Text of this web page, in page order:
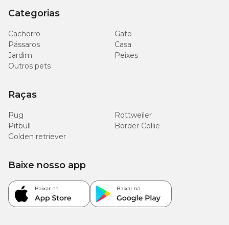
Categorias
Cachorro
Gato
Pássaros
Casa
Jardim
Peixes
Outros pets
Raças
Pug
Rottweiler
Pitbull
Border Collie
Golden retriever
Baixe nosso app